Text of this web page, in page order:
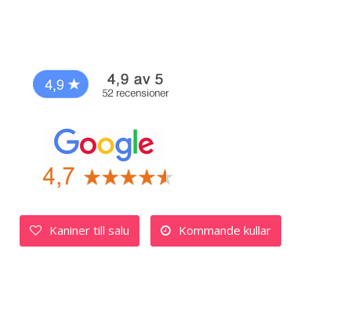
Kaniner till salu Kommande kullar